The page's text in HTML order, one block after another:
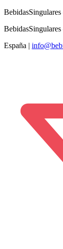
España |